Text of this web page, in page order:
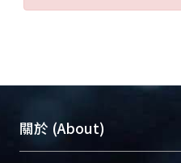
關於 (About)